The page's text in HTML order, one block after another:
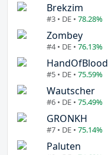
Brekzim
#3 • DE • 78.28%
Zombey
#4 • DE • 76.13%
HandOfBlood
#5 • DE • 75.59%
Wautscher
#6 • DE • 75.49%
GRONKH
#7 • DE • 75.14%
Paluten